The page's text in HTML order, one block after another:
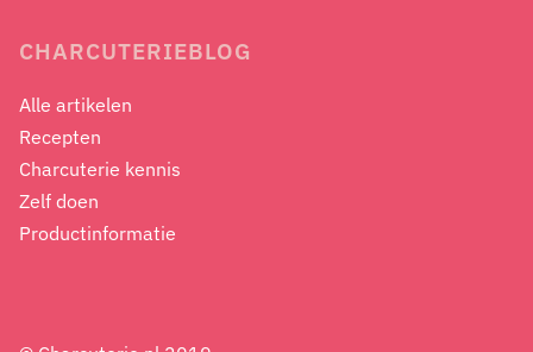
CHARCUTERIEBLOG
Alle artikelen
Recepten
Charcuterie kennis
Zelf doen
Productinformatie